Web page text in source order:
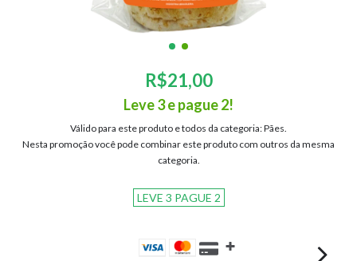
R$21,00
Leve 3 e pague 2!
Válido para este produto e todos da categoria: Pães.
Nesta promoção você pode combinar este produto com outros da mesma
categoria.
LEVE 3 PAGUE 2